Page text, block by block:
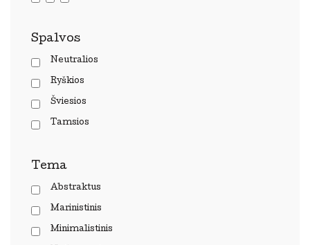
Spalvos
Neutralios
Ryškios
Šviesios
Tamsios
Tema
Abstraktus
Marinistinis
Minimalistinis